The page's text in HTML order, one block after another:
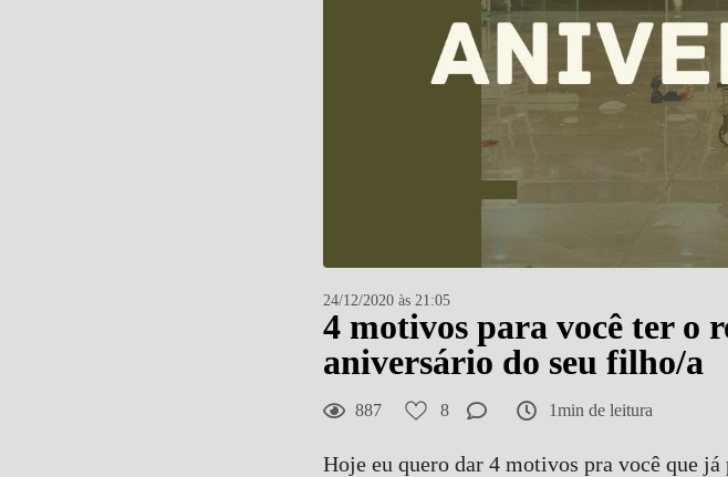
24/12/2020 às 21:05
4 motivos para você ter o
aniversário do seu filho/a
887 8 1min de leitura
Hoje eu quero dar 4 motivos pra você que